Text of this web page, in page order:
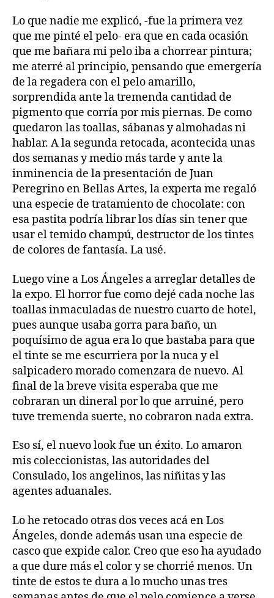
Lo que nadie me explicó, -fue la primera vez
que me pinté el pelo- era que en cada ocasión
que me bañara mi pelo iba a chorrear pintura;
me aterré al principio, pensando que emergería
de la regadera con el pelo amarillo,
sorprendida ante la tremenda cantidad de
pigmento que corría por mis piernas. De como
quedaron las toallas, sábanas y almohadas ni
hablar. A la segunda retocada, acontecida unas
dos semanas y medio más tarde y ante la
inminencia de la presentación de Juan
Peregrino en Bellas Artes, la experta me regaló
una especie de tratamiento de chocolate: con
esa pastita podría librar los días sin tener que
usar el temido champú, destructor de los tintes
de colores de fantasía. La usé.
Luego vine a Los Ángeles a arreglar detalles de
la expo. El horror fue como dejé cada noche las
toallas inmaculadas de nuestro cuarto de hotel,
pues aunque usaba gorra para baño, un
poquísimo de agua era lo que bastaba para que
el tinte se me escurriera por la nuca y el
salpicadero morado comenzara de nuevo. Al
final de la breve visita esperaba que me
cobraran un dineral por lo que arruiné, pero
tuve tremenda suerte, no cobraron nada extra.
Eso sí, el nuevo look fue un éxito. Lo amaron
mis coleccionistas, las autoridades del
Consulado, los angelinos, las niñitas y las
agentes aduanales.
Lo he retocado otras dos veces acá en Los
Ángeles, donde además usan una especie de
casco que expide calor. Creo que eso ha ayudado
a que dure más el color y se chorrié menos. Un
tinte de estos te dura a lo mucho unas tres